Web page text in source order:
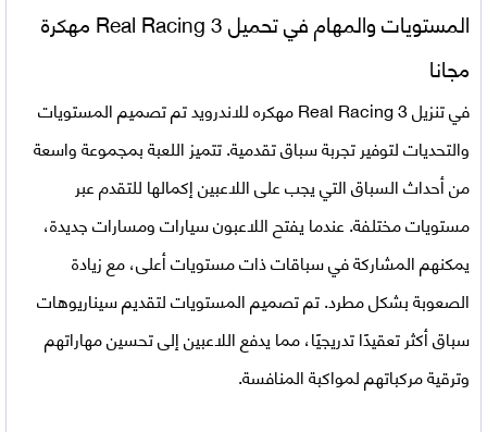
المستويات والمهام في تحميل Real Racing 3 مهكرة
مجانا
في تنزيل Real Racing 3 مهكره للاندرويد تم تصميم المستويات
والتحديات لتوفير تجربة سباق تقدمية. تتميز اللعبة بمجموعة واسعة
من أحداث السباق التي يجب على اللاعبين إكمالها للتقدم عبر
مستويات مختلفة. عندما يفتح اللاعبون سيارات ومسارات جديدة،
يمكنهم المشاركة في سباقات ذات مستويات أعلى، مع زيادة
الصعوبة بشكل مطرد. تم تصميم المستويات لتقديم سيناريوهات
سباق أكثر تعقيدًا تدريجيًا، مما يدفع اللاعبين إلى تحسين مهاراتهم
وترقية مركباتهم لمواكبة المنافسة.